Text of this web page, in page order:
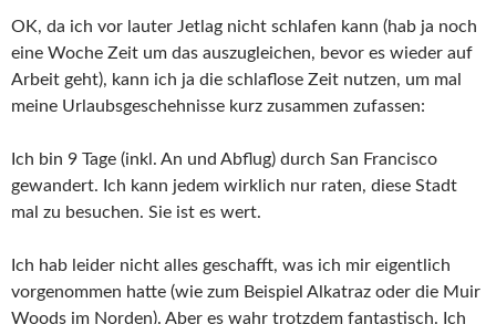
OK, da ich vor lauter Jetlag nicht schlafen kann (hab ja noch
eine Woche Zeit um das auszugleichen, bevor es wieder auf
Arbeit geht), kann ich ja die schlaflose Zeit nutzen, um mal
meine Urlaubsgeschehnisse kurz zusammen zufassen:
Ich bin 9 Tage (inkl. An und Abflug) durch San Francisco
gewandert. Ich kann jedem wirklich nur raten, diese Stadt
mal zu besuchen. Sie ist es wert.
Ich hab leider nicht alles geschafft, was ich mir eigentlich
vorgenommen hatte (wie zum Beispiel Alkatraz oder die Muir
Woods im Norden). Aber es wahr trotzdem fantastisch. Ich